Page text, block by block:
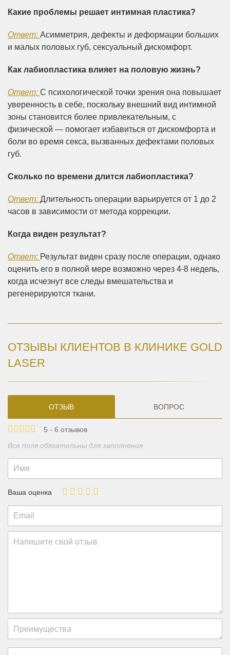
Какие проблемы решает интимная пластика?
Ответ: Асимметрия, дефекты и деформации больших
и малых половых губ, сексуальный дискомфорт.
Как лабиопластика влияет на половую жизнь?
Ответ: С психологической точки зрения она повышает
уверенность в себе, поскольку внешний вид интимной
зоны становится более привлекательным, с
физической — помогает избавиться от дискомфорта и
боли во время секса, вызванных дефектами половых
губ.
Сколько по времени длится лабиопластика?
Ответ: Длительность операции варьируется от 1 до 2
часов в зависимости от метода коррекции.
Когда виден результат?
Ответ: Результат виден сразу после операции, однако
оценить его в полной мере возможно через 4-8 недель,
когда исчезнут все следы вмешательства и
регенерируются ткани.
ОТЗЫВЫ КЛИЕНТОВ В КЛИНИКЕ GOLD
LASER
ОТЗЫВ ВОПРОС
5 - 6 отзывов
Все поля обязательны для заполнения
Ваша оценка